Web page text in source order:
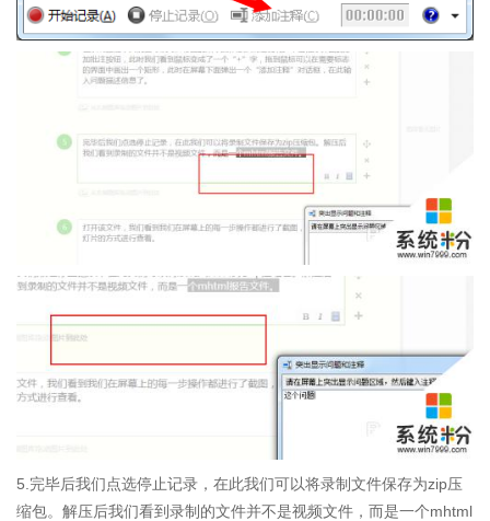
5.完毕后我们点选停止记录，在此我们可以将录制文件保存为zip压
缩包。解压后我们看到录制的文件并不是视频文件，而是一个mhtml